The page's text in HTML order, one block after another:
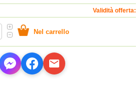
Validità offerta: